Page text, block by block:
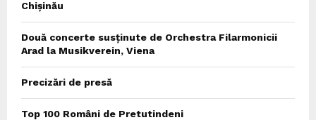
Chișinău
Două concerte susținute de Orchestra Filarmonicii
Arad la Musikverein, Viena
Precizări de presă
Top 100 Români de Pretutindeni